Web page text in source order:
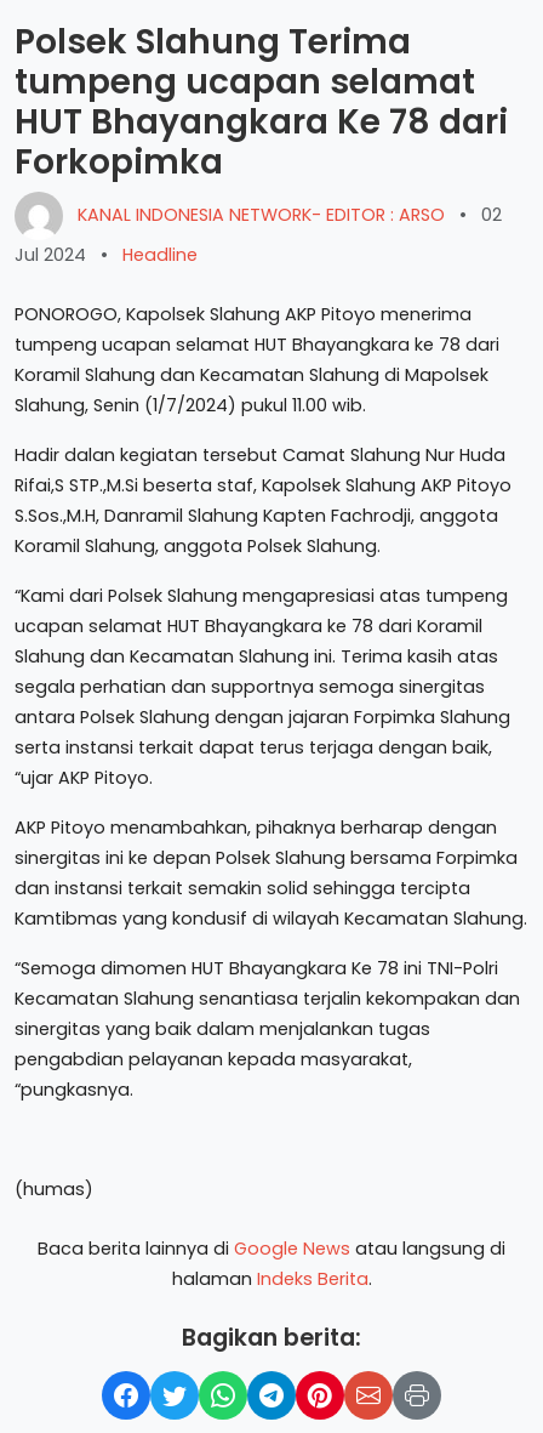
Polsek Slahung Terima
tumpeng ucapan selamat
HUT Bhayangkara Ke 78 dari
Forkopimka
KANAL INDONESIA NETWORK- EDITOR : ARSO •
02
Jul 2024
• Headline
PONOROGO, Kapolsek Slahung AKP Pitoyo menerima
tumpeng ucapan selamat HUT Bhayangkara ke 78 dari
Koramil Slahung dan Kecamatan Slahung di Mapolsek
Slahung, Senin (1/7/2024) pukul 11.00 wib.
Hadir dalan kegiatan tersebut Camat Slahung Nur Huda
Rifai,S STP.,M.Si beserta staf, Kapolsek Slahung AKP Pitoyo
S.Sos.,M.H, Danramil Slahung Kapten Fachrodji, anggota
Koramil Slahung, anggota Polsek Slahung.
“Kami dari Polsek Slahung mengapresiasi atas tumpeng
ucapan selamat HUT Bhayangkara ke 78 dari Koramil
Slahung dan Kecamatan Slahung ini. Terima kasih atas
segala perhatian dan supportnya semoga sinergitas
antara Polsek Slahung dengan jajaran Forpimka Slahung
serta instansi terkait dapat terus terjaga dengan baik,
“ujar AKP Pitoyo.
AKP Pitoyo menambahkan, pihaknya berharap dengan
sinergitas ini ke depan Polsek Slahung bersama Forpimka
dan instansi terkait semakin solid sehingga tercipta
Kamtibmas yang kondusif di wilayah Kecamatan Slahung.
“Semoga dimomen HUT Bhayangkara Ke 78 ini TNI-Polri
Kecamatan Slahung senantiasa terjalin kekompakan dan
sinergitas yang baik dalam menjalankan tugas
pengabdian pelayanan kepada masyarakat,
“pungkasnya.
(humas)
Baca berita lainnya di Google News atau langsung di
halaman Indeks Berita.
Bagikan berita: